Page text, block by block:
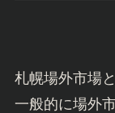
札幌場外市場
一般的に場外